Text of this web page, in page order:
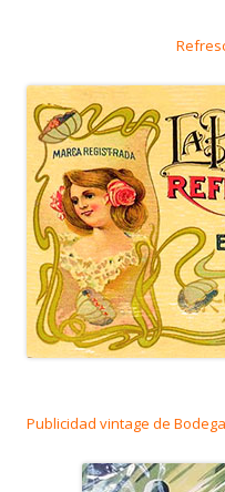
Publicidad vintage de